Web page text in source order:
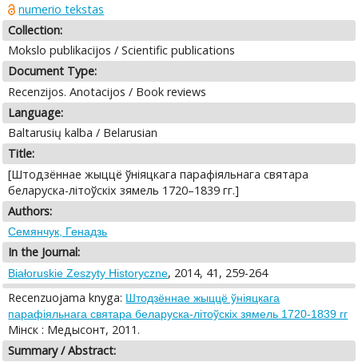
numerio tekstas
Collection:
Mokslo publikacijos / Scientific publications
Document Type:
Recenzijos. Anotacijos / Book reviews
Language:
Baltarusių kalba / Belarusian
Title:
[Штодзённае жыццё ўніяцкага парафіяльнага святара
беларуска-літоўскіх зямель 1720–1839 гг.]
Authors:
Семянчук, Генадзь
In the Journal:
Białoruskie Zeszyty Historyczne, 2014, 41, 259-264
Recenzuojama knyga: Штодзённае жыццё ўніяцкага
парафіяльнага святара беларуска-літоўскіх зямель 1720-1839 гг
Мінск : Медысонт, 2011.
Summary / Abstract: